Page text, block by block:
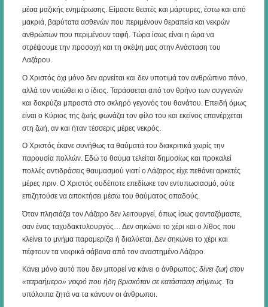
μέσα μαζικής ενημέρωσης. Είμαστε θεατές και μάρτυρες, έστω και από
μακριά, βαρύτατα ασθενών που περιμένουν θεραπεία και νεκρών
ανθρώπων που περιμένουν ταφή. Τώρα ίσως είναι η ώρα να
στρέψουμε την προσοχή και τη σκέψη μας στην Ανάσταση του
Λαζάρου.
Ο Χριστός όχι μόνο δεν αρνείται και δεν υποτιμά τον ανθρώπινο πόνο,
αλλά τον νοιώθει κι ο ίδιος. Ταράσσεται από τον θρήνο των συγγενών
και δακρύζει μπροστά στο σκληρό γεγονός του θανάτου. Επειδή όμως
είναι ο Κύριος της ζωής φωνάζει τον φίλο του και εκείνος επανέρχεται
στη ζωή, αν και ήταν τέσσερις μέρες νεκρός.
Ο Χριστός έκανε συνήθως τα θαύματά του διακριτικά χωρίς την
παρουσία πολλών. Εδώ το θαύμα τελείται δημοσίως και προκαλεί
πολλές αντιδράσεις θαυμασμού γιατί ο Λάζαρος είχε πεθάνει αρκετές
μέρες πριν. Ο Χριστός ουδέποτε επεδίωκε τον εντυπωσιασμό, ούτε
επιζητούσε να αποκτήσει μέσω του θαύματος οπαδούς.
Όταν πλησιάζει τον Λάζαρο δεν λειτουργεί, όπως ίσως φανταζόμαστε,
σαν ένας ταχυδακτυλουργός… Δεν σηκώνει το χέρι και ο λίθος που
κλείνει το μνήμα παραμερίζει ή διαλύεται. Δεν σηκώνει το χέρι και
πέφτουν τα νεκρικά σάβανα από τον αναστημένο Λάζαρο.
Κάνει μόνο αυτό που δεν μπορεί να κάνει ο άνθρωπος: δίνει ζωή στον
«τετραήμερο» νεκρό που ήδη βρισκόταν σε κατάσταση σήψεως. Τα
υπόλοιπα ζητά να τα κάνουν οι άνθρωποι.